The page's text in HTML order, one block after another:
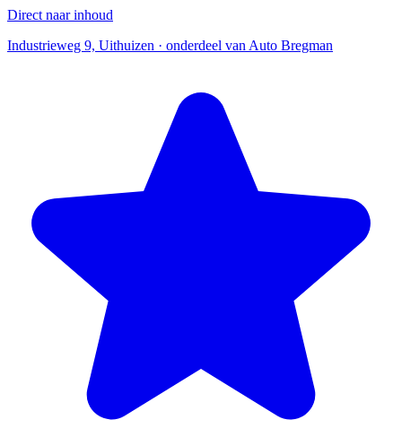
Direct naar inhoud
Industrieweg 9, Uithuizen · onderdeel van Auto Bregman